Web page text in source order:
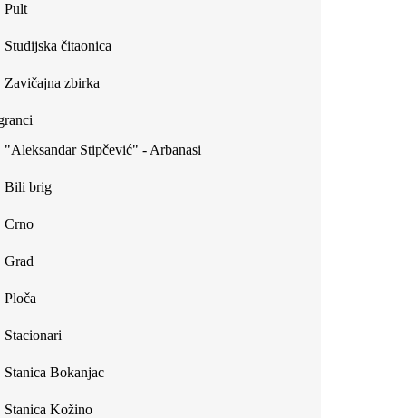
Pult
Studijska čitaonica
Zavičajna zbirka
"Aleksandar Stipčević" - Arbanasi
Bili brig
Crno
Grad
Ploča
Stacionari
Stanica Bokanjac
Stanica Kožino